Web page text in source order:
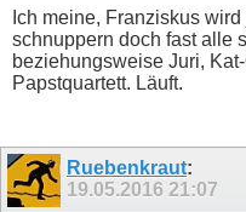
Ich meine, Franziskus
schnuppern doch fast alle
beziehungsweise Juri,
Papstquartett. Läuft.
Ruebenkraut:
19.05.2016 21:07